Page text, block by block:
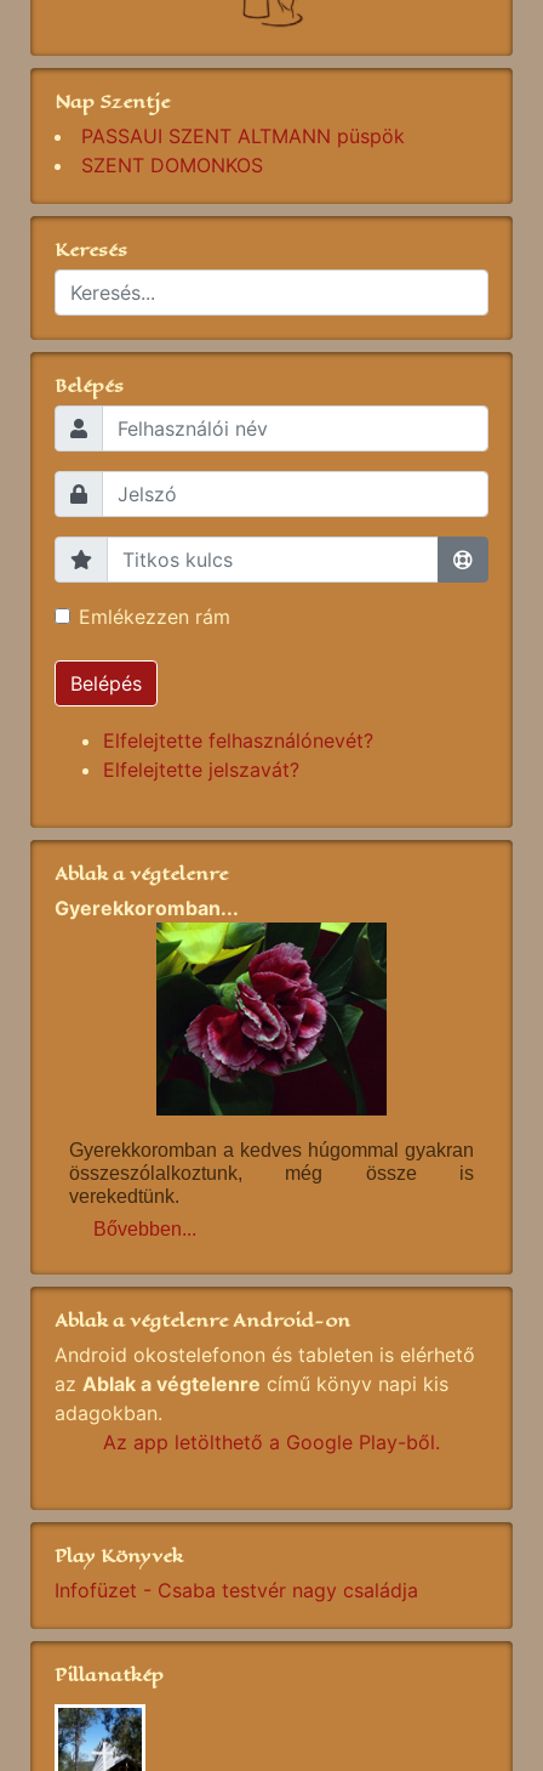
Nap Szentje
PASSAUI SZENT ALTMANN püspök
SZENT DOMONKOS
Keresés
Belépés
Emlékezzen rám
Belépés
Elfelejtette felhasználónevét?
Elfelejtette jelszavát?
Ablak a végtelenre
Gyerekkoromban...
Gyerekkoromban a kedves húgommal gyakran
összeszólalkoztunk, még össze is
verekedtünk.
Bővebben...
Ablak a végtelenre Android-on
Android okostelefonon és tableten is elérhető
az Ablak a végtelenre című könyv napi kis
adagokban.
Az app letölthető a Google Play-ből.
Play Könyvek
Infofüzet - Csaba testvér nagy családja
Pillanatkép